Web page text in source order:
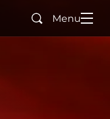
Zoeken
Menu